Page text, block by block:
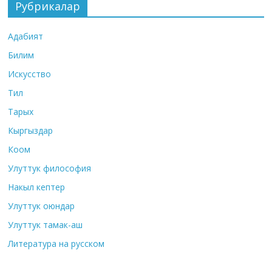
Рубрикалар
Адабият
Билим
Искусство
Тил
Тарых
Кыргыздар
Коом
Улуттук философия
Накыл кептер
Улуттук оюндар
Улуттук тамак-аш
Литература на русском